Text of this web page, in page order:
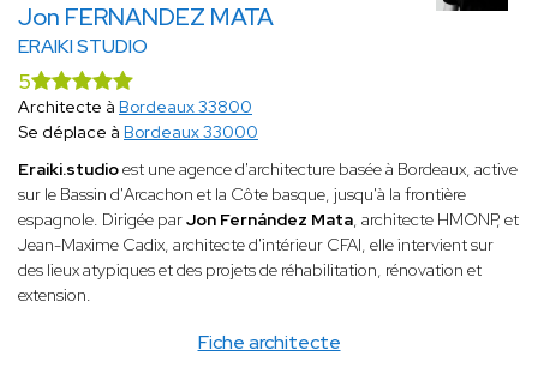
Jon FERNANDEZ MATA
ERAIKI STUDIO
Fiche architecte
5
Architecte à Bordeaux 33800
Se déplace à Bordeaux 33000
Eraiki.studioest une agence d'architecture basée à Bordeaux, active
sur le Bassin d'Arcachon et la Côte basque, jusqu'à la frontière
espagnole. Dirigée parJon Fernández Mata, architecte HMONP, et
Jean-Maxime Cadix, architecte d'intérieur CFAI, elle intervient sur
des lieux atypiques et des projets de réhabilitation, rénovation et
extension.